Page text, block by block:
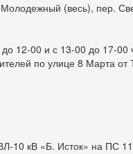
(весь), пер.
12-00 и с 13-00 до 17-00
по улице 8 Марта от
10 кВ «Б. Исток» на ПС